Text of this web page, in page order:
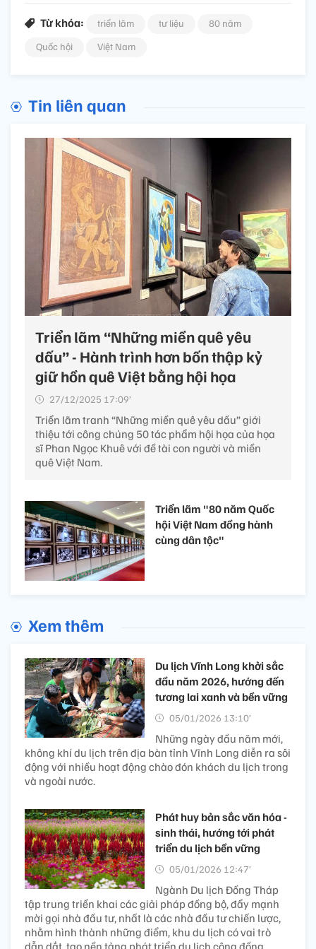
Từ khóa: triển lãm tư liệu
80 năm
Quốc hội
Việt Nam
Tin liên quan
Triển lãm “Những miền quê yêu
dấu” - Hành trình hơn bốn thập kỷ
giữ hồn quê Việt bằng hội họa
27/12/2025 17:09’
Triển lãm tranh “Những miền quê yêu dấu” giới
thiệu tới công chúng 50 tác phẩm hội họa của họa
sĩ Phan Ngọc Khuê với đề tài con người và miền
quê Việt Nam.
Triển lãm "80 năm Quốc
hội Việt Nam đồng hành
cùng dân tộc"
Xem thêm
Du lịch Vĩnh Long khởi sắc
đầu năm 2026, hướng đến
tương lai xanh và bền vững
05/01/2026 13:10’
Những ngày đầu năm mới,
không khí du lịch trên địa bàn tỉnh Vĩnh Long diễn ra sôi
động với nhiều hoạt động chào đón khách du lịch trong
và ngoài nước.
Phát huy bản sắc văn hóa -
sinh thái, hướng tới phát
triển du lịch bền vững
05/01/2026 12:47’
Ngành Du lịch Đồng Tháp
tập trung triển khai các giải pháp đồng bộ, đẩy mạnh
mời gọi nhà đầu tư, nhất là các nhà đầu tư chiến lược,
nhằm hình thành những điểm, khu du lịch có vai trò